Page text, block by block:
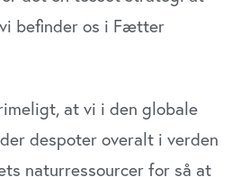
befinder os i Fætter
at vi i den globale
despoter overalt i verden
naturressourcer for så at